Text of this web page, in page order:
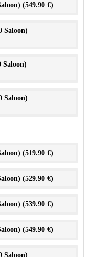
(549.90 €)
Saloon)
Saloon)
Saloon)
(519.90 €)
(529.90 €)
(539.90 €)
(549.90 €)
Saloon)